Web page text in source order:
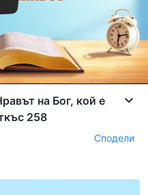
на Бог, кой е
258
Сподели